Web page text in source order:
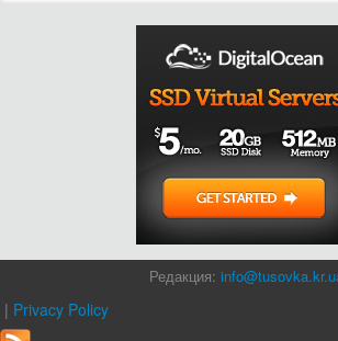
Редакция:
| Privacy Policy